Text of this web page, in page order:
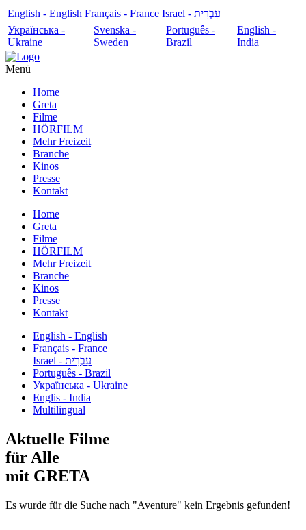
English - English Français - France
עִבְרִית - Israel
Українська -
Ukraine
Svenska -
Sweden
Português -
Brazil
English -
India
Menü
Home
Greta
Filme
HÖRFILM
Mehr Freizeit
Branche
Kinos
Presse
Kontakt
Home
Greta
Filme
HÖRFILM
Mehr Freizeit
Branche
Kinos
Presse
Kontakt
English - English
Français - France
עִבְרִית - Israel
Português - Brazil
Українська - Ukraine
Englis - India
Multilingual
Aktuelle Filme
für Alle
mit GRETA
Es wurde für die Suche nach "Aventure" kein Ergebnis gefunden!